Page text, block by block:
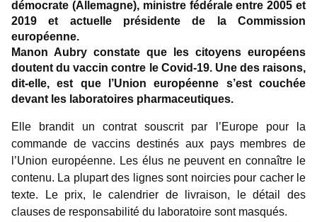
démocrate (Allemagne), ministre fédérale entre 2005 et
2019 et actuelle présidente de la Commission
européenne.
Manon Aubry constate que les citoyens européens
doutent du vaccin contre le Covid-19. Une des raisons,
dit-elle, est que l’Union européenne s’est couchée
devant les laboratoires pharmaceutiques.
Elle brandit un contrat souscrit par l’Europe pour la
commande de vaccins destinés aux pays membres de
l’Union européenne. Les élus ne peuvent en connaître le
contenu. La plupart des lignes sont noircies pour cacher le
texte. Le prix, le calendrier de livraison, le détail des
clauses de responsabilité du laboratoire sont masqués.